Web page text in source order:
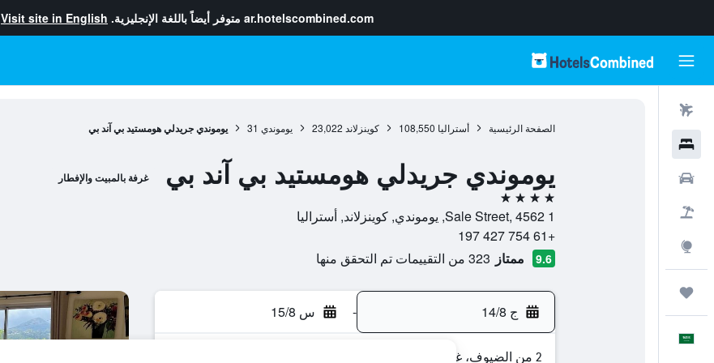
ar.hotelscombined.com متوفر أيضاً باللغة الإنجليزية. Visit site in English
الصفحة الرئيسية أستراليا 108,550 كوينزلاند 23,022 يوموندي 31 يوموندي جريدلي هومستيد بي آند بي
يوموندي جريدلي هومستيد بي آند بي غرفة بالمبيت والإفطار
4 نجوم
1 Sale Street, 4562, يوموندي, كوينزلاند, أستراليا
+61 754 427 197
9.6 ممتاز 323 من التقييمات تم التحقق منها
ج 14/8 - س 15/8
2 من الضيوف، غرفة واحدة